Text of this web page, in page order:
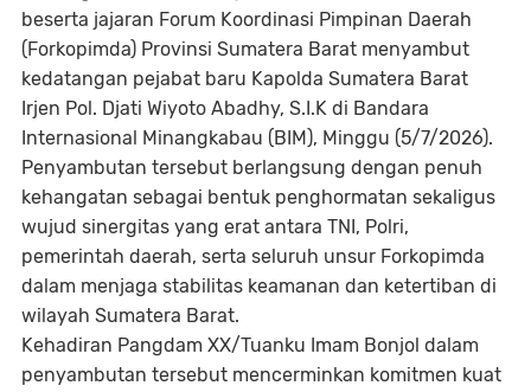
beserta jajaran Forum Koordinasi Pimpinan Daerah
(Forkopimda) Provinsi Sumatera Barat menyambut
kedatangan pejabat baru Kapolda Sumatera Barat
Irjen Pol. Djati Wiyoto Abadhy, S.I.K di Bandara
Internasional Minangkabau (BIM), Minggu (5/7/2026).
Penyambutan tersebut berlangsung dengan penuh
kehangatan sebagai bentuk penghormatan sekaligus
wujud sinergitas yang erat antara TNI, Polri,
pemerintah daerah, serta seluruh unsur Forkopimda
dalam menjaga stabilitas keamanan dan ketertiban di
wilayah Sumatera Barat.
Kehadiran Pangdam XX/Tuanku Imam Bonjol dalam
penyambutan tersebut mencerminkan komitmen kuat